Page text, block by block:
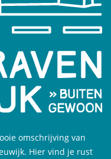
omschrijving van
Hier vind je rust